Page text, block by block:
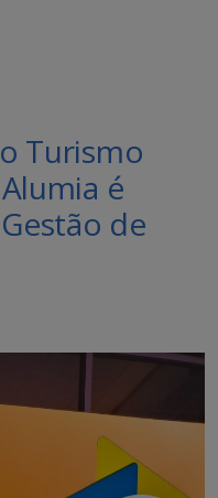
Turismo
é
de